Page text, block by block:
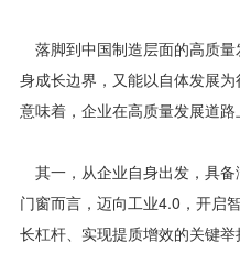
落脚到中国制造层面的高质
身成长边界，又能以自体发展
意味着，企业在高质量发展道路
其一，从企业自身出发，具
门窗而言，迈向工业4.0，开启
长杠杆、实现提质增效的关键举